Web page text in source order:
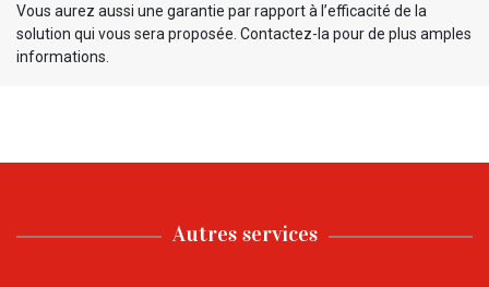
Vous aurez aussi une garantie par rapport à l’efficacité de la
solution qui vous sera proposée. Contactez-la pour de plus amples
informations.
Autres services